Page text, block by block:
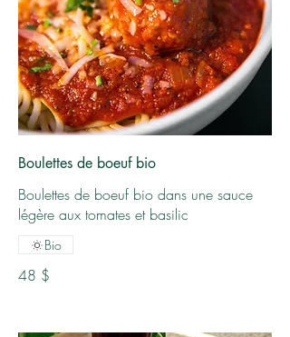
Boulettes de boeuf bio
Boulettes de boeuf bio dans une sauce
légère aux tomates et basilic
48 $
Bio